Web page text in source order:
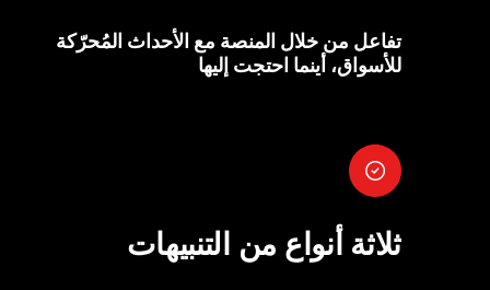
تفاعل من خلال المنصة مع الأحداث المُحرّكة
للأسواق، أينما احتجت إليها
ثلاثة أنواع من التنبيهات